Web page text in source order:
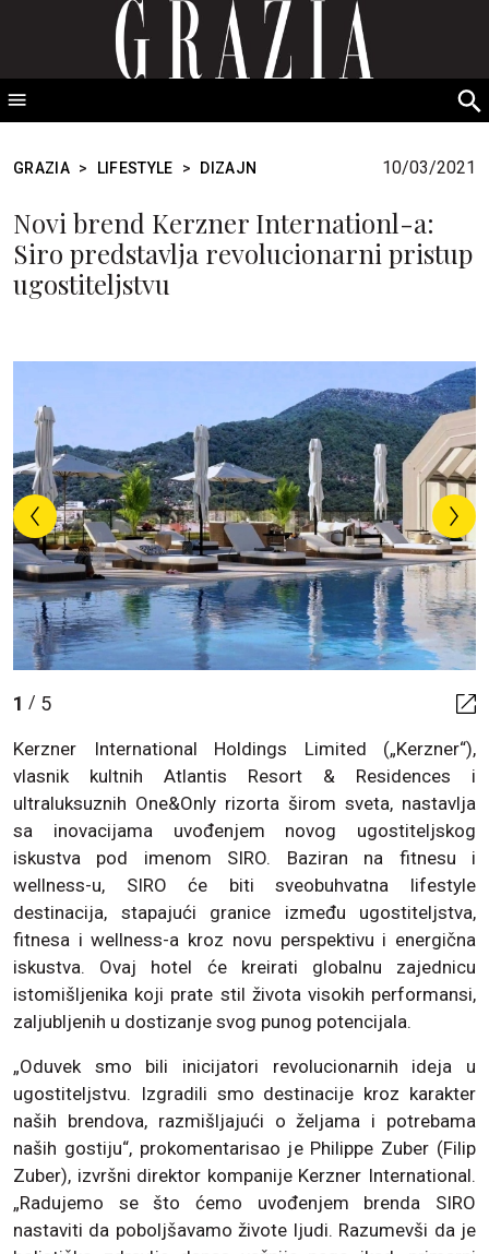
GRAZIA Srbija
GRAZIA > LIFESTYLE > DIZAJN 10/03/2021
Novi brend Kerzner Internationl-a:
Siro predstavlja revolucionarni pristup
ugostiteljstvu
1 / 5
Kerzner International Holdings Limited („Kerzner“),
vlasnik kultnih Atlantis Resort & Residences i
ultraluksuznih One&Only rizorta širom sveta, nastavlja
sa inovacijama uvođenjem novog ugostiteljskog
iskustva pod imenom SIRO. Baziran na fitnesu i
wellness-u, SIRO će biti sveobuhvatna lifestyle
destinacija, stapajući granice između ugostiteljstva,
fitnesa i wellness-a kroz novu perspektivu i energična
iskustva. Ovaj hotel će kreirati globalnu zajednicu
istomišljenika koji prate stil života visokih performansi,
zaljubljenih u dostizanje svog punog potencijala.
„Oduvek smo bili inicijatori revolucionarnih ideja u
ugostiteljstvu. Izgradili smo destinacije kroz karakter
naših brendova, razmišljajući o željama i potrebama
naših gostiju“, prokomentarisao je Philippe Zuber (Filip
Zuber), izvršni direktor kompanije Kerzner International.
„Radujemo se što ćemo uvođenjem brenda SIRO
nastaviti da poboljšavamo živote ljudi. Razumevši da je